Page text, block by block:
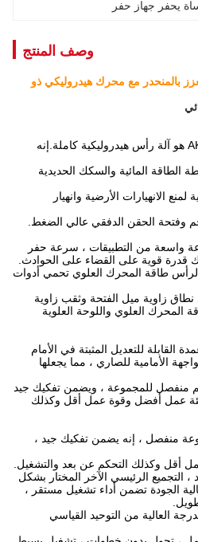
يحفر جهاز حفر
وصف المنتج
بالمنحدر مع محرك هيدروليكي ذو
جهاز حفر التثبيت المحمول AK100 هو آلة رأس هيدروليكية كاملة.إنه
الطاقة المائية والسكك الحديدية
الانهيارات الأرضية وانهيار
وفتحة الحقن الدفقي عالي الضغط.
واسعة من التطبيقات ، سرعة حفر
قدرة قوية على القضاء على الحوادث.
لرأس طاقة المحرك العلوي تحمي أدوات
زاوية ميل الفتحة وثقب زاوية
العلوي واللوحة العلوية
للتعديل المثبتة في الأمام
الأمامية للصاري ، مما يجعلها
منفصل للمجموعة ، ويضمن تفكيك جيد
عمل أفضل وقوة عمل أقل وكذلك
منفصل ، إنه يضمن تفكيك جيد ،
أقل وكذلك التحكم عن بعد والتشغيل.
التجميع الرئيسي الآخر المختار بشكل
الجودة تضمن أداء تشغيل مستقر ،
العالية من التوحيد القياسي